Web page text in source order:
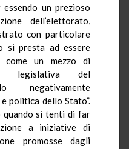
un prezioso
dell’elettorato,
con particolare
si presta ad essere
come un mezzo di
legislativa del
negativamente
politica dello Stato”.
si tenti di far
a iniziative di
promosse dagli